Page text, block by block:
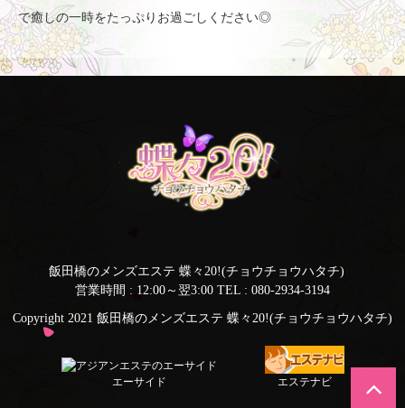
で癒しの一時をたっぷりお過ごしください◎
飯田橋のメンズエステ 蝶々20!(チョウチョウハタチ)
営業時間 : 12:00～翌3:00 TEL : 080-2934-3194
Copyright 2021 飯田橋のメンズエステ 蝶々20!(チョウチョウハタチ)
エーサイド エステナビ